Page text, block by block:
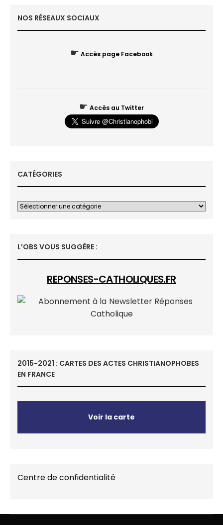
NOS RÉSEAUX SOCIAUX
☛ Accès page Facebook
☛ Accès au Twitter
CATÉGORIES
L’OBS VOUS SUGGÈRE :
REPONSES-CATHOLIQUES.FR
2015-2021 : CARTES DES ACTES CHRISTIANOPHOBES
EN FRANCE
Voir la carte
Centre de confidentialité